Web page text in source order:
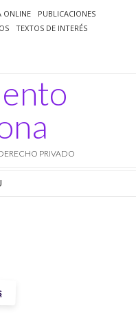
ONLINE
PUBLICACIONES
TEXTOS DE INTERÉS
PRIVADO